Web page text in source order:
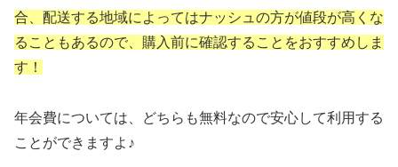
合、配送する地域によってはナッシュの方が値段が高くな
ることもあるので、購入前に確認することをおすすめしま
す！
年会費については、どちらも無料なので安心して利用する
ことができますよ♪